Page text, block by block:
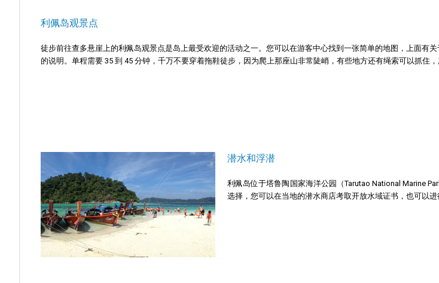
利佩岛观景点
徒步前往查多悬崖上的利佩岛观景点是岛上最受欢迎的活动之一。您可以在游客中心找到一张简单的地图，上面有
的说明。单程需要 35 到 45 分钟，千万不要穿着拖鞋徒步，因为爬上那座山非常陡峭，有些地方还有绳索可以抓住，
潜水和浮潜
利佩岛位于塔鲁陶国家海洋公园（Tarutao National Marine
选择，您可以在当地的潜水商店考取开放水域证书，也可以